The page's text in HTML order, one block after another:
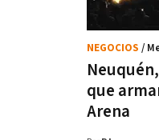
que
Arena
NEGOCIOS /